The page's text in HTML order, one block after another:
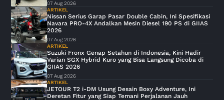
07 Aug 2026
ARTIKEL
Nissan Serius Garap Pasar Double Cabin, Ini Spesifikasi
Navara PRO-4X Andalkan Mesin Diesel 190 PS di GIIAS
2026
07 Aug 2026
ARTIKEL
Suzuki Fronx Genap Setahun di Indonesia, Kini Hadir
Varian SGX Hybrid Kuro yang Bisa Langsung Dicoba di
GIIAS 2026
07 Aug 2026
ARTIKEL
JETOUR T2 i-DM Usung Desain Boxy Adventure, Ini
Deretan Fitur yang Siap Temani Perjalanan Jauh